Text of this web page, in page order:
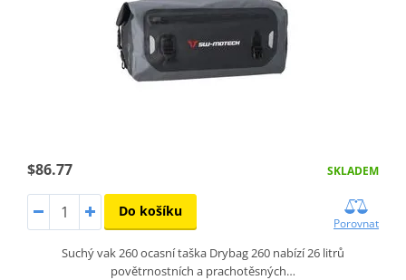
$86.77 SKLADEM
Do košíku
Porovnat
Suchý vak 260 ocasní taška Drybag 260 nabízí 26 litrů
povětrnostních a prachotěsných…